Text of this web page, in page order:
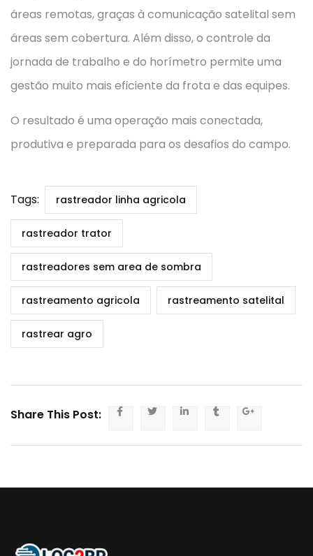
áreas remotas, graças à comunicação satelital sem
áreas sem cobertura. Além disso, o controle da
jornada de trabalho e do horímetro permite uma
gestão muito mais eficiente da frota e das equipes.
O resultado é uma operação mais conectada,
produtiva e preparada para os desafios do campo.
Tags: rastreador linha agricola
rastreador trator
rastreadores sem area de sombra
rastreamento agricola rastreamento satelital
rastrear agro
Share This Post: